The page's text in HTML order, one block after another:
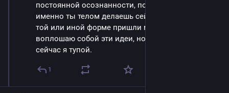
постоянной осознанности, понимания, что
именно ты телом делаешь сейчас. К идее Дао в
той или иной форме пришли многие. Иногда я
воплошаю собой эти идеи, но чаще я помню, что
сейчас я тупой.
1